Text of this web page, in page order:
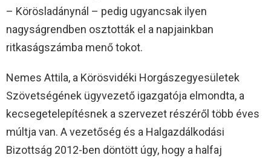
– Körösladánynál – pedig ugyancsak ilyen
nagyságrendben osztották el a napjainkban
ritkaságszámba menő tokot.
Nemes Attila, a Körösvidéki Horgászegyesületek
Szövetségének ügyvezető igazgatója elmondta, a
kecsegetelepítésnek a szervezet részéről több éves
múltja van. A vezetőség és a Halgazdálkodási
Bizottság 2012-ben döntött úgy, hogy a halfaj